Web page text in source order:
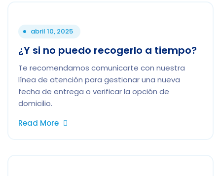
abril 10, 2025
¿Y si no puedo recogerlo a tiempo?
Te recomendamos comunicarte con nuestra
línea de atención para gestionar una nueva
fecha de entrega o verificar la opción de
domicilio.
Read More